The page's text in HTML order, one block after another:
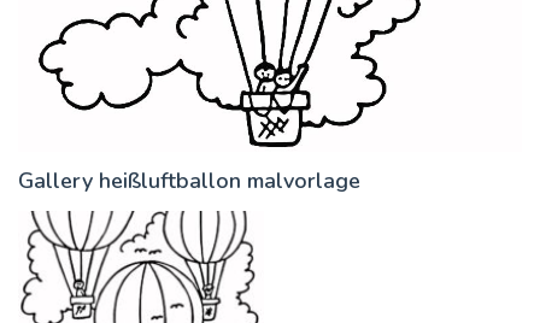
Gallery heißluftballon malvorlage